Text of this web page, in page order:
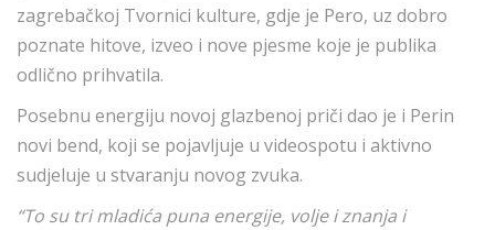
zagrebačkoj Tvornici kulture, gdje je Pero, uz dobro
poznate hitove, izveo i nove pjesme koje je publika
odlično prihvatila.
Posebnu energiju novoj glazbenoj priči dao je i Perin
novi bend, koji se pojavljuje u videospotu i aktivno
sudjeluje u stvaranju novog zvuka.
“To su tri mladića puna energije, volje i znanja i